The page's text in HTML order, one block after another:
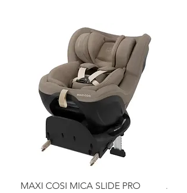
MAXI COSI MICA SLIDE PRO